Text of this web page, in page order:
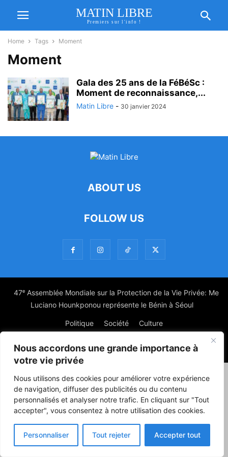
Nous accordons une grande importance à
votre vie privée
Nous utilisons des cookies pour améliorer votre expérience
de navigation, diffuser des publicités ou du contenu
personnalisés et analyser notre trafic. En cliquant sur "Tout
accepter", vous consentez à notre utilisation des cookies.
Personnaliser Tout rejeter Accepter tout
MATIN LIBRE
Premiers sur l'info !
Home Tags Moment
Moment
Gala des 25 ans de la FéBéSc :
Moment de reconnaissance,...
Matin Libre - 30 janvier 2024
ABOUT US
FOLLOW US
47ᵉ Assemblée Mondiale sur la Protection de la Vie Privée: Me
Luciano Hounkponou représente le Bénin à Séoul
Politique Société Culture
© Powered by digitXplus Francophone